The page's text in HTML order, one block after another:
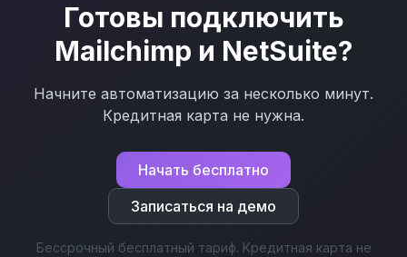
Готовы подключить
Mailchimp и NetSuite?
Начните автоматизацию за несколько минут.
Кредитная карта не нужна.
Начать бесплатно
Записаться на демо
Бессрочный бесплатный тариф. Кредитная карта не